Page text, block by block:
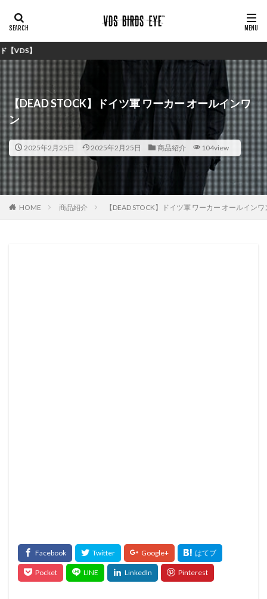
【DEAD STOCK】ドイツ軍 ワーカー オールインワ
ン
2025年2月25日 2025年2月25日 商品紹介 104view
HOME 商品紹介 【DEAD STOCK】ドイツ軍 ワーカー オールインワ